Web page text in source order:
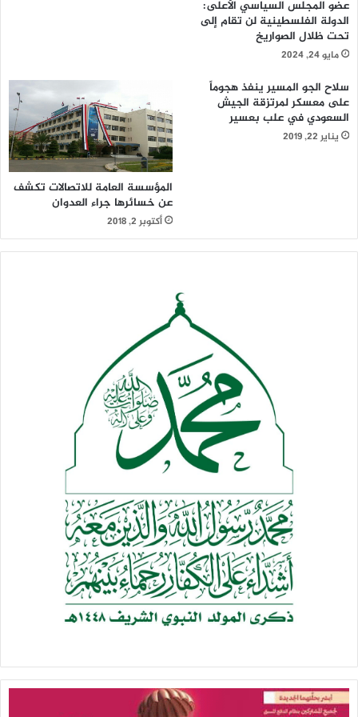
عضو المجلس السياسي الأعلى:
الدولة الفلسطينية لن تقام إلى
تحت ظلال الصواريخ
مايو 24, 2024
سلاح الجو المسير ينفذ هجوماً
على معسكر لمرتزقة الجيش
السعودي في علب بعسير
يناير 22, 2019
المؤسسة العامة للاتصالات تكشف
عن خسائرها جراء العدوان
أكتوبر 2, 2018